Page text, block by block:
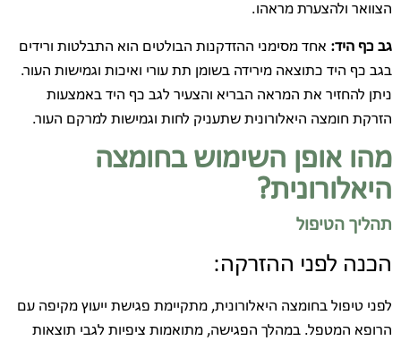
הצוואר ולהצערת מראהו.
גב כף היד:אחד מסימני ההזדקנות הבולטים הוא התבלטות ורידים
בגב כף היד כתוצאה מירידה בשומן תת עורי ואיכות וגמישות העור.
ניתן להחזיר את המראה הבריא והצעיר לגב כף היד באמצעות
הזרקת חומצה היאלורונית שתעניק לחות וגמישות למרקם העור.
מהו אופן השימוש בחומצה
היאלורונית?
תהליך הטיפול
הכנה לפני ההזרקה:
לפני טיפול בחומצה היאלורונית, מתקיימת פגישת ייעוץ מקיפה עם
הרופא המטפל. במהלך הפגישה, מתואמות ציפיות לגבי תוצאות